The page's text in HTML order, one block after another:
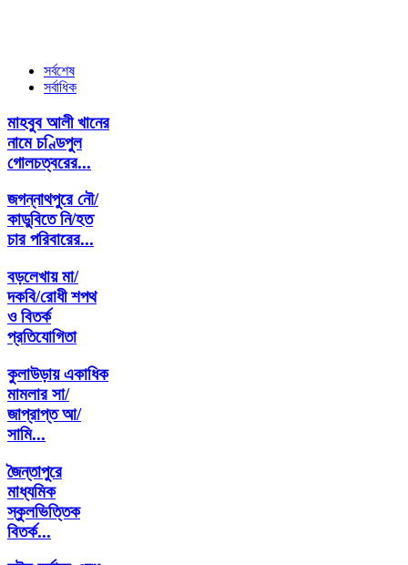
সর্বশেষ
সর্বাধিক
মাহবুব আলী খানের
নামে চণ্ডিপুল
গোলচত্বরের...
জগন্নাথপুরে নৌ/
কাডুবিতে নি/হত
চার পরিবারের...
বড়লেখায় মা/
দকবি/রোধী শপথ
ও বিতর্ক
প্রতিযোগিতা
কুলাউড়ায় একাধিক
মামলার সা/
জাপ্রাপ্ত আ/
সামি...
জৈন্তাপুরে
মাধ্যমিক
স্কুলভিত্তিক
বিতর্ক...